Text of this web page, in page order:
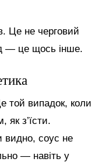
Це не черговий
— це щось інше.
той випадок, коли
як з’їсти.
видно, соус не
— навіть у